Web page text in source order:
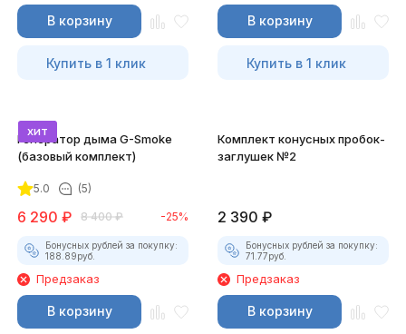
В корзину
Купить в 1 клик
В корзину
Купить в 1 клик
хит
Генератор дыма G-Smoke
(базовый комплект)
5.0 (5)
6 290 ₽ 8 400 ₽ -25%
Бонусных рублей за покупку:
188.89руб.
Предзаказ
В корзину
Комплект конусных пробок-
заглушек №2
2 390 ₽
Бонусных рублей за покупку:
71.77руб.
Предзаказ
В корзину